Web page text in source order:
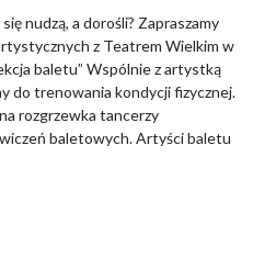
nudzą, a dorośli? Zapraszamy
z Teatrem Wielkim w
baletu” Wspólnie z artystką
do trenowania kondycji fizycznej.
rozgrzewka tancerzy
baletowych. Artyści baletu